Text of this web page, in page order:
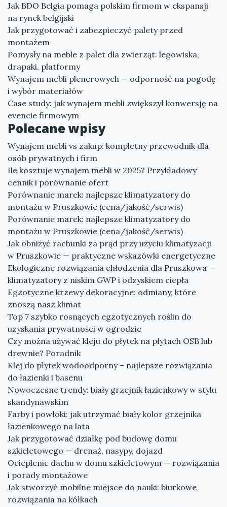
Jak BDO Belgia pomaga polskim firmom w ekspansji
na rynek belgijski
Jak przygotować i zabezpieczyć palety przed
montażem
Pomysły na meble z palet dla zwierząt: legowiska,
drapaki, platformy
Wynajem mebli plenerowych — odporność na pogodę
i wybór materiałów
Case study: jak wynajem mebli zwiększył konwersję na
evencie firmowym
Polecane wpisy
Wynajem mebli vs zakup: kompletny przewodnik dla
osób prywatnych i firm
Ile kosztuje wynajem mebli w 2025? Przykładowy
cennik i porównanie ofert
Porównanie marek: najlepsze klimatyzatory do
montażu w Pruszkowie (cena/jakość/serwis)
Porównanie marek: najlepsze klimatyzatory do
montażu w Pruszkowie (cena/jakość/serwis)
Jak obniżyć rachunki za prąd przy użyciu klimatyzacji
w Pruszkowie — praktyczne wskazówki energetyczne
Ekologiczne rozwiązania chłodzenia dla Pruszkowa —
klimatyzatory z niskim GWP i odzyskiem ciepła
Egzotyczne krzewy dekoracyjne: odmiany, które
znoszą nasz klimat
Top 7 szybko rosnących egzotycznych roślin do
uzyskania prywatności w ogrodzie
Czy można używać kleju do płytek na płytach OSB lub
drewnie? Poradnik
Klej do płytek wodoodporny – najlepsze rozwiązania
do łazienki i basenu
Nowoczesne trendy: biały grzejnik łazienkowy w stylu
skandynawskim
Farby i powłoki: jak utrzymać biały kolor grzejnika
łazienkowego na lata
Jak przygotować działkę pod budowę domu
szkieletowego — drenaż, nasypy, dojazd
Ocieplenie dachu w domu szkieletowym — rozwiązania
i porady montażowe
Jak stworzyć mobilne miejsce do nauki: biurkowe
rozwiązania na kółkach